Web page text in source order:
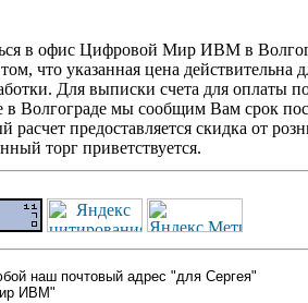
в офис Цифровой Мир ИВМ в
что указанная цена действительна
Для выписки счета для оплаты
Волгограде мы сообщим Вам срок
предоставляется скидка от
торг приветствуется.
наш почтовый адрес "для Сергея"
ИВМ"